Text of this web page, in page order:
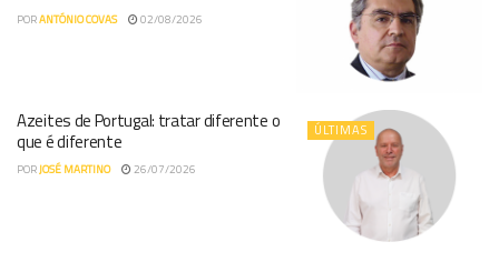
PORANTÓNIO COVAS 02/08/2026
ÚLTIMAS
Azeites de Portugal: tratar diferente o
que é diferente
PORJOSÉ MARTINO 26/07/2026